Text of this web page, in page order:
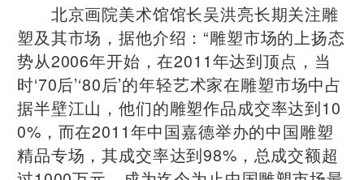
北京画院美术馆馆长吴洪亮长期关注雕
塑及其市场，据他介绍：“雕塑市场的上扬态
势从2006年开始，在2011年达到顶点，当
时‘70后’‘80后’的年轻艺术家在雕塑市场中占
据半壁江山，他们的雕塑作品成交率达到10
0%，而在2011年中国嘉德举办的中国雕塑
精品专场，其成交率达到98%，总成交额超